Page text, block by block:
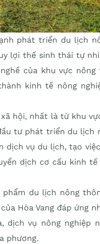
phát triển du lịch
lợi thế sinh thái tự
của khu vực nông
kinh tế nông
hội, nhất là từ khu
tư phát triển du lịch
dịch vụ du lịch, tạo
dịch cơ cấu kinh
du lịch nông
Hòa Vang đáp ứng
dịch vụ nông nghiệp
phương.